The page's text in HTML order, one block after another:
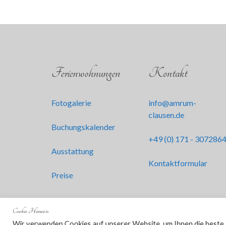
Ferienwohnungen
Fotogalerie
Buchungskalender
Ausstattung
Preise
Kontakt
info@amrum-
clausen.de
+49 (0) 171 - 3072864
Kontaktformular
Cookie Hinweis